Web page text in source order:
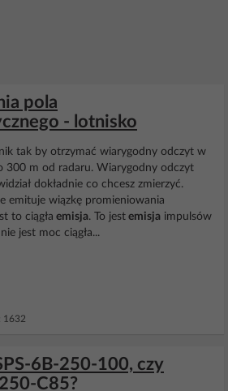
pola
- lotnisko
tak by otrzymać wiarygodny odczyt w
300 m od radaru. Wiarygodny odczyt
dokładnie co chcesz zmierzyć.
emituje wiązkę promieniowania
to ciągła emisja. To jest emisja impulsów
jest moc ciągła...
1632
6B-250-100, czy
C85?